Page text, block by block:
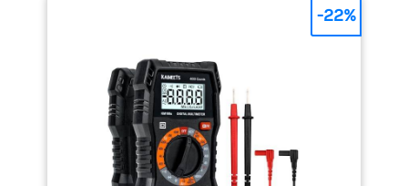
branchez les câbles. Scénario d'application : Le
l'utilisation domestique, à l'automobile et aux
problèmes électriques industriels. Fonctionnement
de sécurité : Anti-Burn avec double fusibles. Ce
multimètre dispose d'une protection contre les
surcharges sur toutes les plages. Service client :
KAIWEETS fournit un service de 36 mois et un
support technique à vie. N'hésitez pas à nous
contacter si vous avez des inquiétudes.
-22%